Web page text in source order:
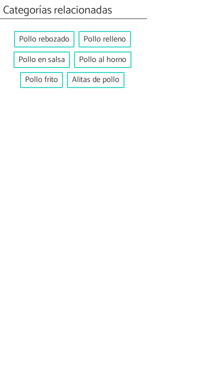
Categorías relacionadas
Pollo rebozado
Pollo relleno
Pollo en salsa
Pollo al horno
Pollo frito
Alitas de pollo